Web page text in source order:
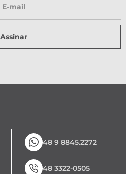
Assinar
48 9 8845.2272
48 3322-0505